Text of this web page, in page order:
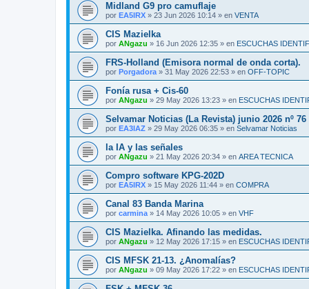
Midland G9 pro camuflaje
por EA5IRX » 23 Jun 2026 10:14 » en VENTA
CIS Mazielka
por ANgazu » 16 Jun 2026 12:35 » en ESCUCHAS
FRS-Holland (Emisora normal de onda corta).
por Porgadora » 31 May 2026 22:53 » en OFF-TOPIC
Fonía rusa + Cis-60
por ANgazu » 29 May 2026 13:23 » en ESCUCHAS
Selvamar Noticias (La Revista) junio 2026 nº 76
por EA3IAZ » 29 May 2026 06:35 » en Selvamar Noticias
la IA y las señales
por ANgazu » 21 May 2026 20:34 » en AREA TECNICA
Compro software KPG-202D
por EA5IRX » 15 May 2026 11:44 » en COMPRA
Canal 83 Banda Marina
por carmina » 14 May 2026 10:05 » en VHF
CIS Mazielka. Afinando las medidas.
por ANgazu » 12 May 2026 17:15 » en ESCUCHAS
CIS MFSK 21-13. ¿Anomalías?
por ANgazu » 09 May 2026 17:22 » en ESCUCHAS